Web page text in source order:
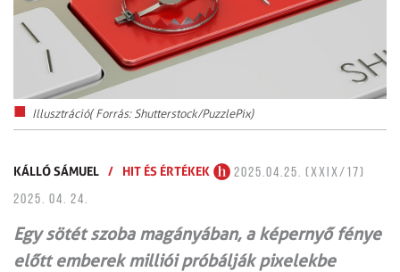
Illusztráció( Forrás: Shutterstock/PuzzlePix)
KÁLLÓ SÁMUEL / HIT ÉS ÉRTÉKEK
2025.04.25. (XXIX/17)
2025. 04. 24.
Egy sötét szoba magányában, a képernyő fénye
előtt emberek milliói próbálják pixelekbe